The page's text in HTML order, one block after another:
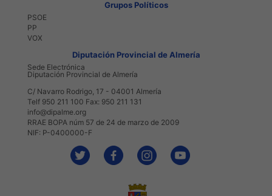
Grupos Políticos
PSOE
PP
VOX
Diputación Provincial de Almería
Sede Electrónica
Diputación Provincial de Almería
C/ Navarro Rodrigo, 17 - 04001 Almería
Telf 950 211 100 Fax: 950 211 131
info@dipalme.org
RRAE BOPA núm 57 de 24 de marzo de 2009
NIF: P-0400000-F